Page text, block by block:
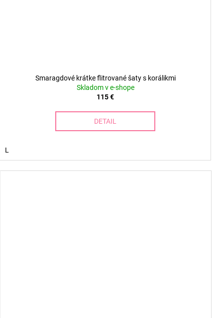
Smaragdové krátke flitrované šaty s korálikmi
Skladom v e-shope
115 €
DETAIL
L